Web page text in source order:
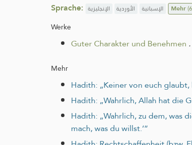
Sprache: الإنجليزية الأوردية الإسبانية Mehr
Werke
Guter Charakter und Benehmen .
Mehr
Hadith: „Keiner von euch
Hadith: „Wahrlich, Allah hat die
Hadith: „Wahrlich, zu dem, was
mach, was du willst.‘“